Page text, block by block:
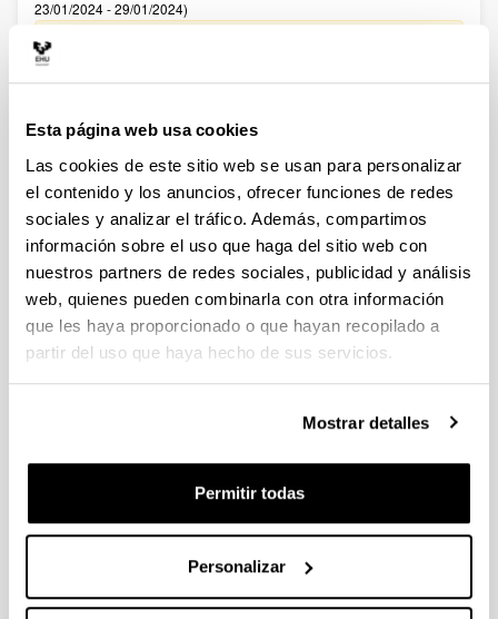
Esta página web usa cookies
Las cookies de este sitio web se usan para personalizar
el contenido y los anuncios, ofrecer funciones de redes
sociales y analizar el tráfico. Además, compartimos
información sobre el uso que haga del sitio web con
nuestros partners de redes sociales, publicidad y análisis
web, quienes pueden combinarla con otra información
que les haya proporcionado o que hayan recopilado a
partir del uso que haya hecho de sus servicios.
Mostrar detalles
Permitir todas
Personalizar
23/01/2024 - 29/01/2024)
de solicitudes admitidas y excluidas para evaluación.
solicitudes admitidas y excluidas para evaluación. 22/01/2024-
Se ha publicado la convocatoria
Fellows Gipuzkoa 2024
Sin trámite abierto (Fecha de fin del plazo de presentación:
22/05/2024 13:00)
El plazo de presentación de solicitudes finaliza el 22/05/2024,
a las 13:00
CONVOCATORIA PROGRAMA PREDOCTORAL DE
FORMACIÓN DE PERSONAL INVESTIGADOR NO DOCTOR
Sin trámite abierto (Fecha de fin del plazo de presentación:
Convocatoria del Programa Posdoctoral de
Sin trámite abierto (Plazo de presentación de solicitudes: